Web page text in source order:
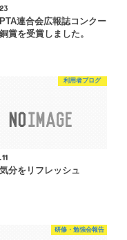
連合会広報誌コンクー
賞を受賞しました。
利用者ブログ
分をリフレッシュ
研修・勉強会報告